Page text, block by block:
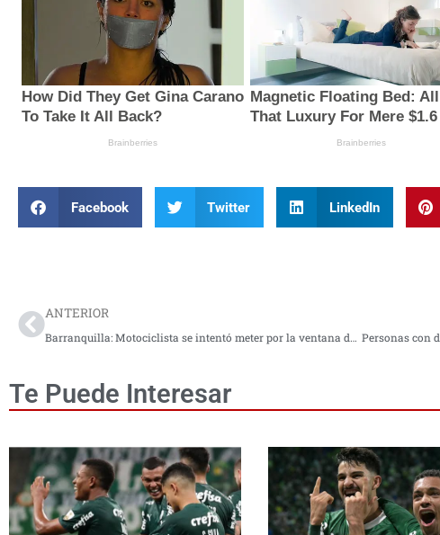
Facebook Twitter LinkedIn
ANTERIOR
Barranquilla: Motociclista se intentó meter por la ventana de un bus
Te Puede Interesar